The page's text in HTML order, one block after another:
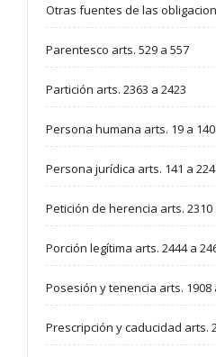
Otras fuentes de las
Parentesco arts. 529 a 557
Partición arts. 2363 a 2423
Persona humana arts. 19 a 140
Persona jurídica arts. 141 a 224
Petición de herencia arts. 2310
Porción legítima arts. 2444 a
Posesión y tenencia arts. 1908
Prescripción y caducidad arts.